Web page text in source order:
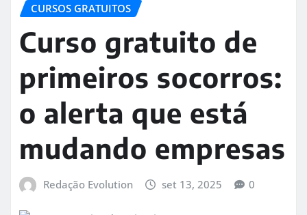
CURSOS GRATUITOS
Curso gratuito de
primeiros socorros:
o alerta que está
mudando empresas
Redação Evolution set 13, 2025 0